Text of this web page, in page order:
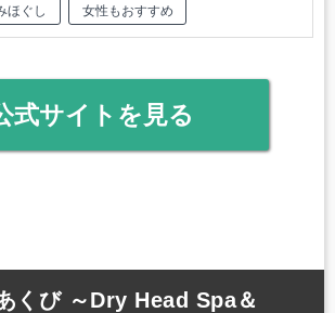
ほぐし 女性もおすすめ
式サイトを見る
くび ～Dry Head Spa＆